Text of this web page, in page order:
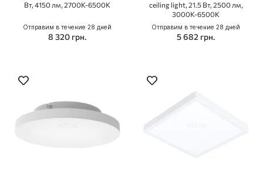
Вт, 4150 лм, 2700K-6500K
Отправим в течение 28 дней
8 320 грн.
ceiling light, 21.5 Вт, 2500 лм,
3000К-6500К
Отправим в течение 28 дней
5 682 грн.